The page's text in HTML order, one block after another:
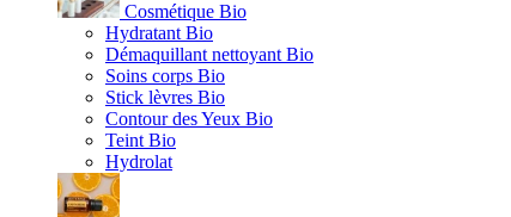
Cosmétique Bio
Hydratant Bio
Démaquillant nettoyant Bio
Soins corps Bio
Stick lèvres Bio
Contour des Yeux Bio
Teint Bio
Hydrolat